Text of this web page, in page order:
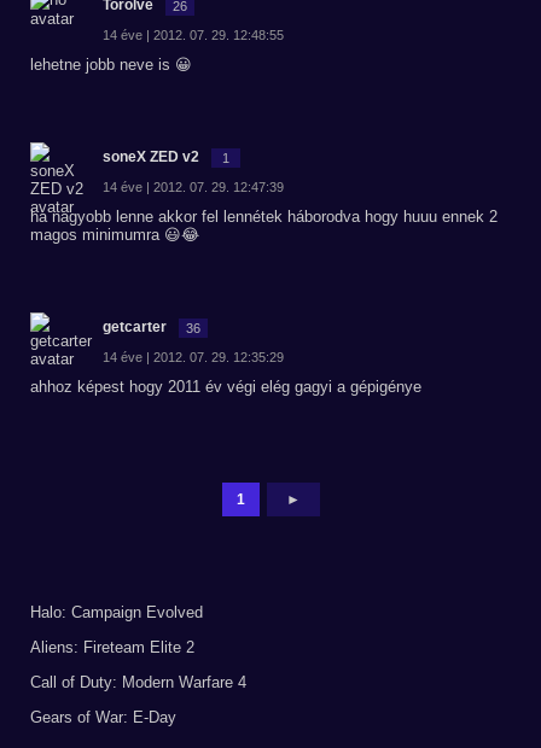
Torolve 26
14 éve | 2012. 07. 29. 12:48:55
lehetne jobb neve is 😀
soneX ZED v2 1
14 éve | 2012. 07. 29. 12:47:39
ha nagyobb lenne akkor fel lennétek háborodva hogy huuu ennek 2
magos minimumra 😃😂
getcarter 36
14 éve | 2012. 07. 29. 12:35:29
ahhoz képest hogy 2011 év végi elég gagyi a gépigénye
1 ►
Halo: Campaign Evolved
Aliens: Fireteam Elite 2
Call of Duty: Modern Warfare 4
Gears of War: E-Day